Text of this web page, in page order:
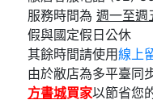
服務時間為 週一至
假與國定假日公休
其餘時間請使用線上
由於敝店為多平臺同
方書城買家以節省您